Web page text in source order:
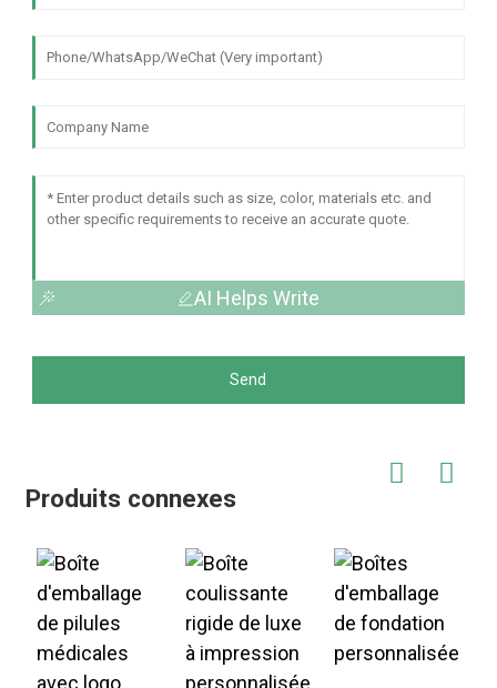
AI Helps Write
Send
Produits connexes